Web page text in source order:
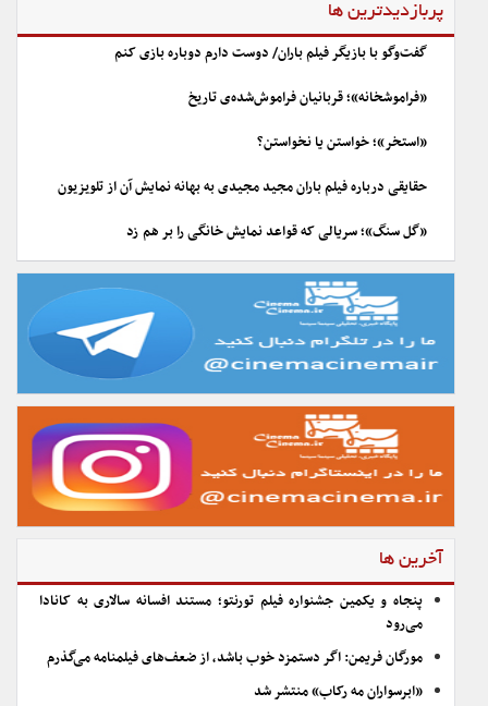
پربازدیدترین ها
گفت‌وگو با بازیگر فیلم باران/ دوست دارم دوباره بازی کنم
«فراموشخانه»؛ قربانیان فراموش‌شده‌ی تاریخ
«استخر»؛ خواستن یا نخواستن؟
حقایقی درباره فیلم باران مجید مجیدی به بهانه نمایش آن از تلویزیون
«گل سنگ»؛ سریالی که قواعد نمایش خانگی را بر هم زد
آخرین ها
پنجاه و یکمین جشنواره فیلم تورنتو؛ مستند افسانه سالاری به کانادا
می‌رود
مورگان فریمن: اگر دستمزد خوب باشد، از ضعف‌های فیلمنامه می‌گذرم
«ابرسواران مه رکاب» منتشر شد